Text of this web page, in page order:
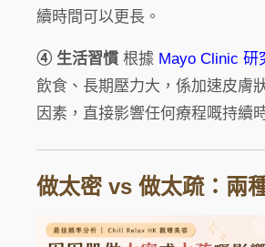
續時間可以更長。
④ 生活習慣 根據 Mayo Clinic 研
飲食、長期壓力大，係加速皮膚
因素，直接影響任何療程嘅持續
做太密 vs 做太疏：兩